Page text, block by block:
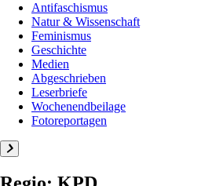
Antifaschismus
Natur & Wissenschaft
Feminismus
Geschichte
Medien
Abgeschrieben
Leserbriefe
Wochenendbeilage
Fotoreportagen